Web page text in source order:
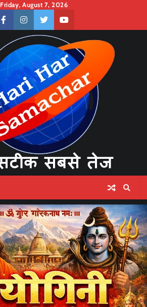
Friday, August 7, 2026
facebookinstagramtwitteryoutube